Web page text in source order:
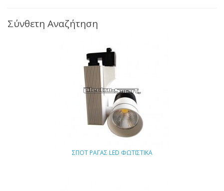
Σύνθετη Αναζήτηση
ΣΠΟΤ ΡΑΓΑΣ LED ΦΩΤΙΣΤΙΚΑ